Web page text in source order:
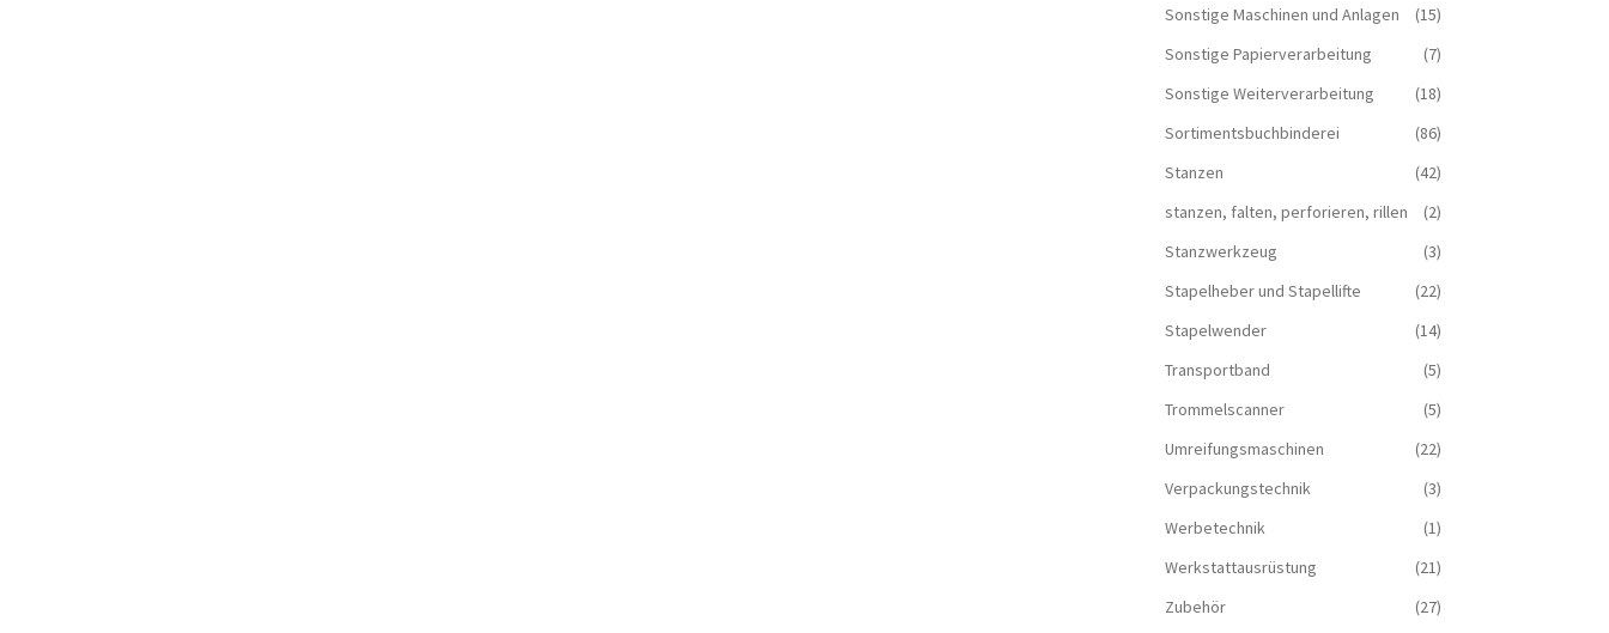
Sonstige Maschinen und Anlagen
(15)
Sonstige Papierverarbeitung
(7)
Sonstige Weiterverarbeitung
(18)
Sortimentsbuchbinderei
(86)
Stanzen
(42)
stanzen, falten, perforieren, rillen
(2)
Stanzwerkzeug
(3)
Stapelheber und Stapellifte
(22)
Stapelwender
(14)
Transportband
(5)
Trommelscanner
(5)
Umreifungsmaschinen
(22)
Verpackungstechnik
(3)
Werbetechnik
(1)
Werkstattausrüstung
(21)
Zubehör
(27)